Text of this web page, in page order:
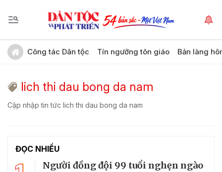
Công tác Dân tộc Tín ngưỡng tôn giáo Bản làng
lich thi dau bong da nam
Cập nhập tin tức lich thi dau bong da nam
ĐỌC NHIỀU
Người đồng đội 99 tuổi nghẹn ngào